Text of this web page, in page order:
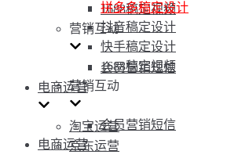
1688稿定视频
营销互动
会员营销短信
电商运营
淘宝运营
京东运营
拼多多稿定设计
抖音稿定设计
快手稿定设计
1688稿定视频
营销互动
会员营销短信
电商运营